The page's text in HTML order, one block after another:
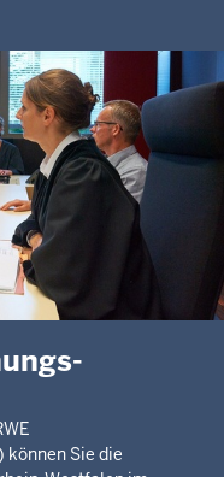
können Sie die